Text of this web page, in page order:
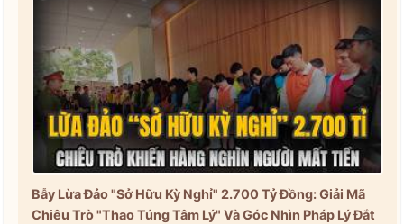
Bẫy Lừa Đảo "Sở Hữu Kỳ Nghỉ" 2.700 Tỷ Đồng: Giải Mã
Chiêu Trò "Thao Túng Tâm Lý" Và Góc Nhìn Pháp Lý Đắt